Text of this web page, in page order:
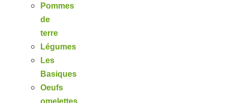
Pommes
de
terre
Légumes
Les
Basiques
Oeufs